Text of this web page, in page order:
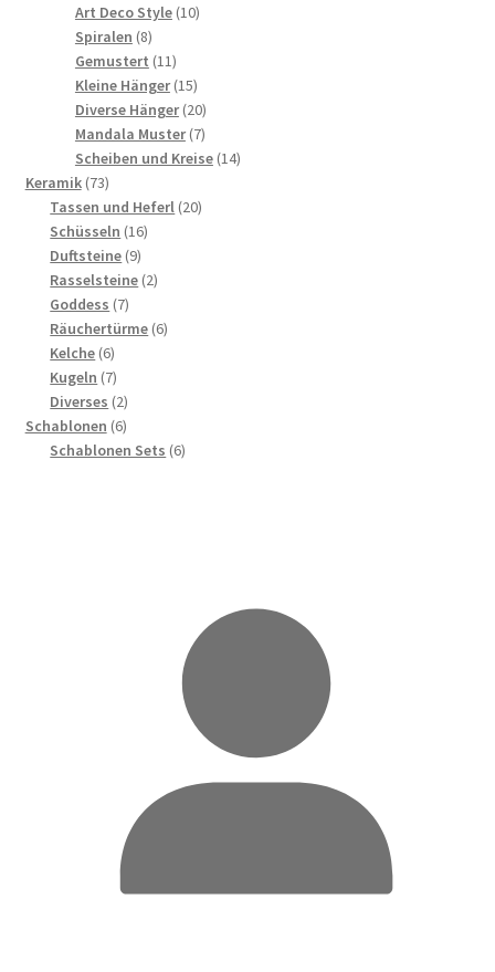
Produkte
Art Deco Style 1010
Spiralen 88
Produkte
Gemustert 1111
Produkte
Kleine Hänger 1515
Produkte
Diverse Hänger 2020
Produkte
Mandala Muster 77
Produkte
Scheiben und Kreise 1414
Keramik 7373
Produkte
Tassen und Heferl 2020
Schüsseln 1616
Duftsteine 99
Produkte
Rasselsteine 22
Goddess 77
Produkte
Räuchertürme 66
Kelche 66
Produkte
Kugeln 77
Produkte
Diverses 22
Produkte
Schablonen 66
Produkte
Schablonen Sets 66